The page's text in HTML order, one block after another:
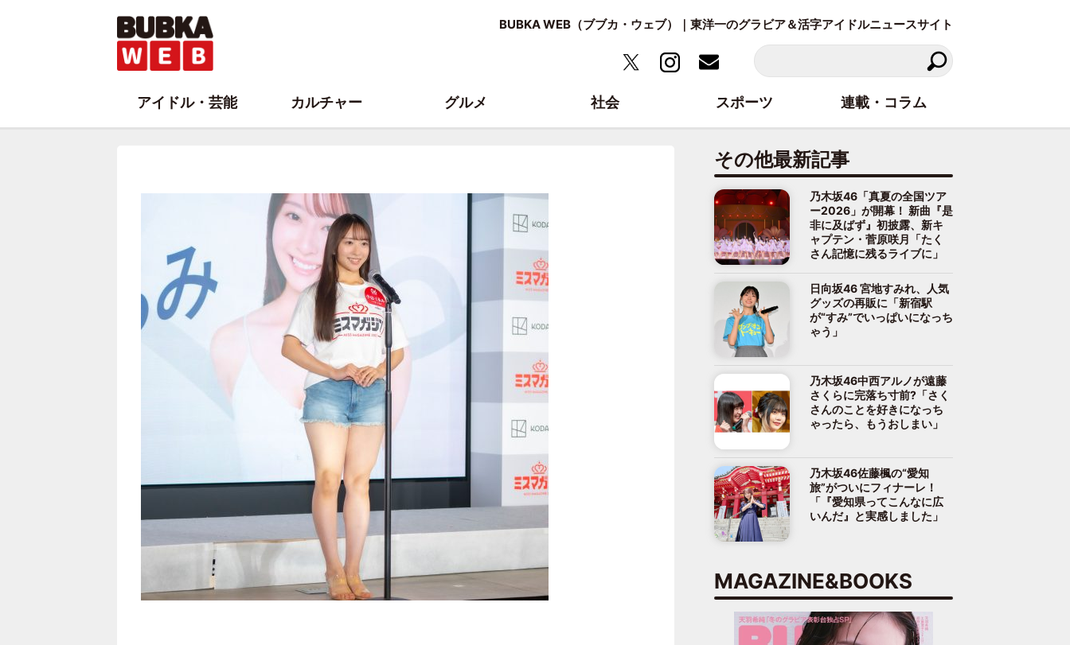
BUBKA WEB（ブブカ・ウェブ）｜東洋一のグラビア＆活字アイドルニュースサイト
その他最新記事
乃木坂46「真夏の全国ツア
ー2026」が開幕！ 新曲『是
非に及ばず』初披露、新キ
ャプテン・菅原咲月「たく
さん記憶に残るライブに」
日向坂46 宮地すみれ、人気
グッズの再販に「新宿駅
が“すみ”でいっぱいになっち
ゃう」
乃木坂46中西アルノが遠藤
さくらに完落ち寸前?「さく
さんのことを好きになっち
ゃったら、もうおしまい」
乃木坂46佐藤楓の“愛知
旅”がついにフィナーレ！
「『愛知県ってこんなに広
いんだ』と実感しました」
MAGAZINE&BOOKS
アイドル・芸能 カルチャー グルメ 社会 スポーツ 連載・コラム